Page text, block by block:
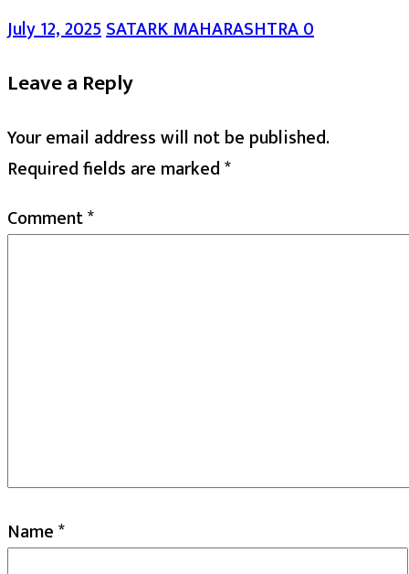
July 12, 2025SATARK MAHARASHTRA0
Leave a Reply
Your email address will not be published.
Required fields are marked*
Comment*
Name*